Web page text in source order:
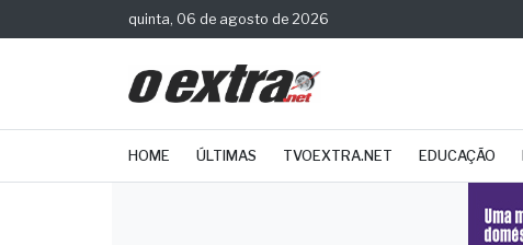
quinta, 06 de agosto de 2026
HOME ÚLTIMAS TVOEXTRA.NET EDUCAÇÃO